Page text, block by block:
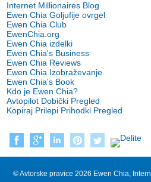
Internet Millionaires Blog
Ewen Chia Goljufije ovrgel
Ewen Chia Club
EwenChia.org
Ewen Chia izdelki
Ewen Chia's Business
Ewen Chia Reviews
Ewen Chia Izobraževanje
Ewen Chia's Book
Kdo je Ewen Chia?
Avtopilot Dobički Pregled
Kopiraj Prilepi Prihodki Pregled
© Avtorske pravice 2026 Ewen Chia,